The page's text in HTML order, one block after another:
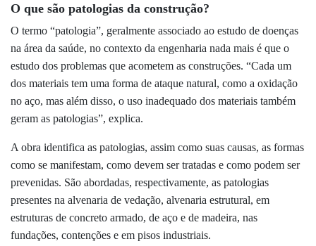
O que são patologias da construção?
O termo “patologia”, geralmente associado ao estudo de doenças
na área da saúde, no contexto da engenharia nada mais é que o
estudo dos problemas que acometem as construções. “Cada um
dos materiais tem uma forma de ataque natural, como a oxidação
no aço, mas além disso, o uso inadequado dos materiais também
geram as patologias”, explica.
A obra identifica as patologias, assim como suas causas, as formas
como se manifestam, como devem ser tratadas e como podem ser
prevenidas. São abordadas, respectivamente, as patologias
presentes na alvenaria de vedação, alvenaria estrutural, em
estruturas de concreto armado, de aço e de madeira, nas
fundações, contenções e em pisos industriais.